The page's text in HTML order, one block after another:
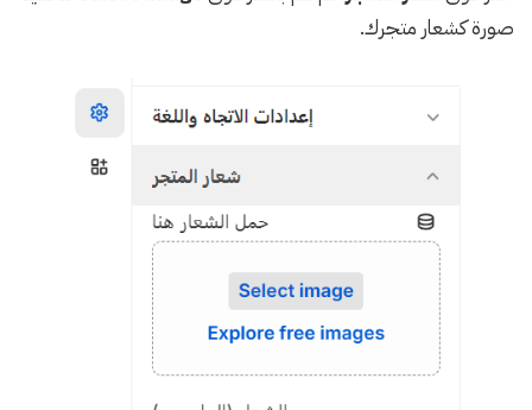
صورة كشعار متجرك.